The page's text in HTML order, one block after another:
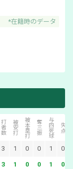
*在籍時のデータ
打者数 被安打 被本塁打 奪三振 与四死球 失点
3 1 0 0 1 0
3 1 0 0 1 0